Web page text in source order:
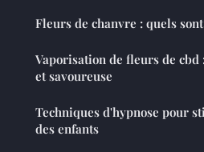
Fleurs de chanvre : quels
Vaporisation de fleurs de cbd
et savoureuse
Techniques d'hypnose pour
des enfants